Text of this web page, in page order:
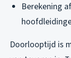
Berekening
Doorlooptijd is